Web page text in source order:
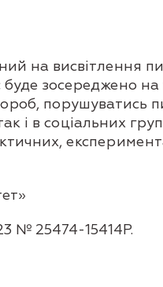
на висвітлення
зосереджено на
порушуватись
в соціальних
№ 25474-15414P.